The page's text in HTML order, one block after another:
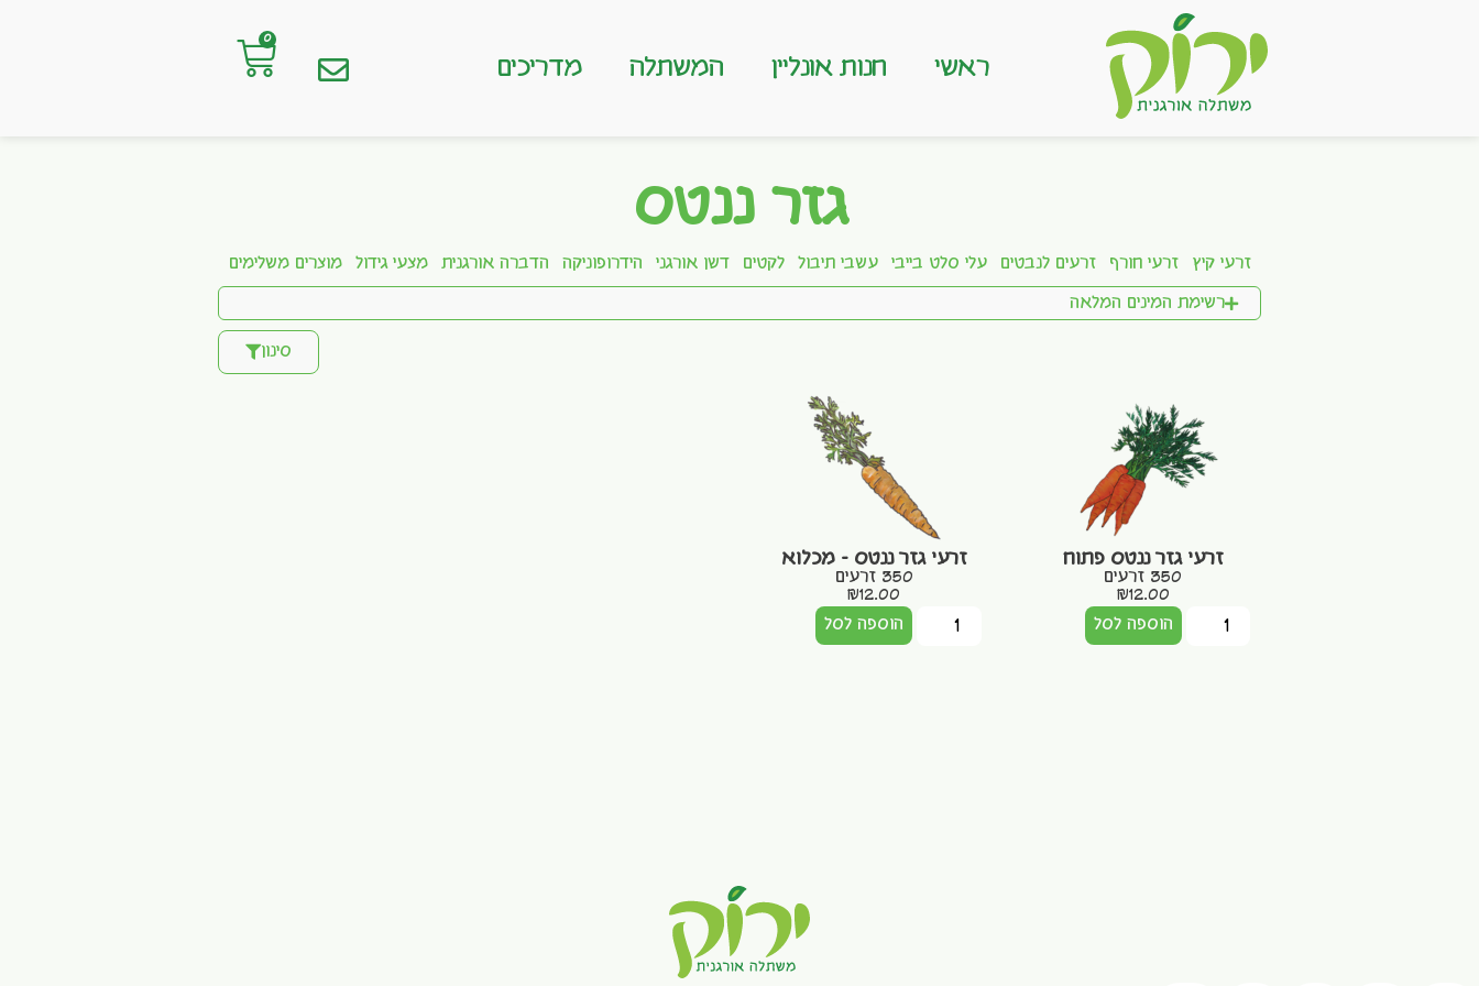
ראשי חנות אונליין המשתלה מדריכים
0
גזר ננטס
זרעי קיץ זרעי חורף זרעים לנבטים עלי סלט בייבי עשבי תיבול לקטים דשן אורגני הידרופוניקה הדברה אורגנית מצעי גידול מוצרים משלימים
רשימת המינים המלאה
סינון
זרעי גזר ננטס פתוח
350 זרעים
₪12.00
הוספה לסל
זרעי גזר ננטס – מכלוא
350 זרעים
₪12.00
הוספה לסל